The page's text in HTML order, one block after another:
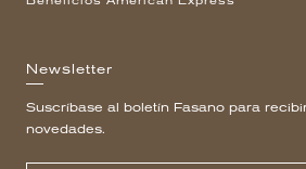
Newsletter
Suscríbase al boletín Fasano para
novedades.